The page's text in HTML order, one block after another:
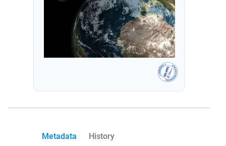
Metadata History